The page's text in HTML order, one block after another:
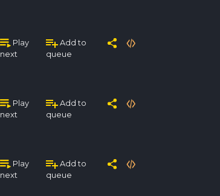
Play
next
Add to
queue
Play
next
Add to
queue
Play
next
Add to
queue